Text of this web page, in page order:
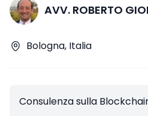
AVV. ROBERTO
Bologna, Italia
Consulenza sulla